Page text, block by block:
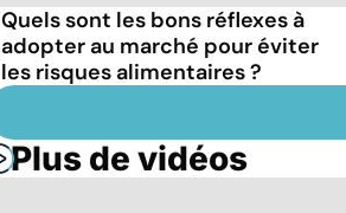
Quels sont les bons réflexes à
adopter au marché pour éviter
les risques alimentaires ?
Plus de vidéos